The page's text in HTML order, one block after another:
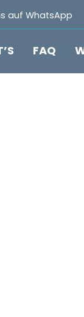
auf WhatsApp
FAQ